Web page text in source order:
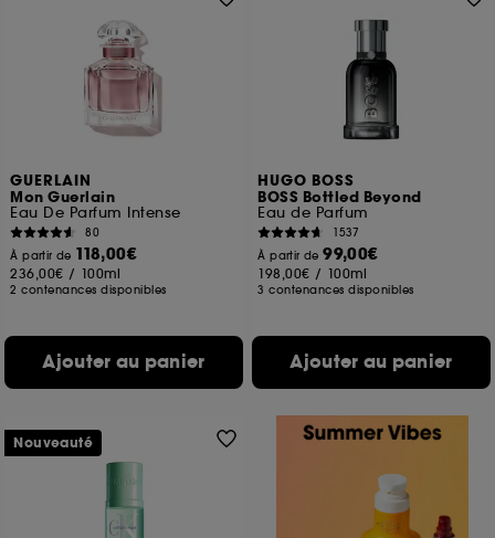
GUERLAIN
Mon Guerlain
Eau De Parfum Intense
80
À partir de 118,00€
236,00€ / 100ml
2 contenances disponibles
Ajouter au panier
HUGO BOSS
BOSS Bottled Beyond
Eau de Parfum
1537
À partir de99,00€
198,00€ / 100ml
3 contenances disponibles
Ajouter au panier
Nouveauté